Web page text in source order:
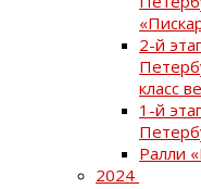
2-й
класс
1-й
Ралли
2024